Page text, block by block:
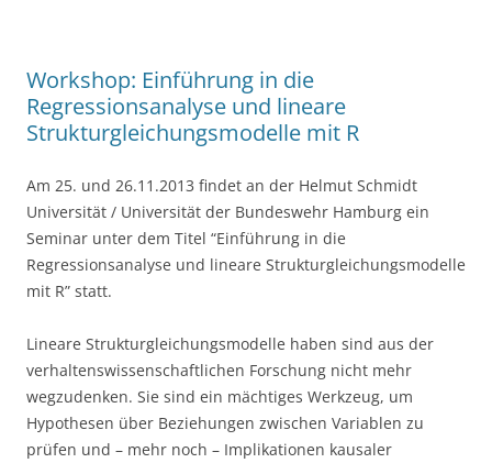
k
Workshop: Einführung in die
Regressionsanalyse und lineare
Strukturgleichungsmodelle mit R
Am 25. und 26.11.2013 findet an der Helmut Schmidt
Universität / Universität der Bundeswehr Hamburg ein
Seminar unter dem Titel “Einführung in die
Regressionsanalyse und lineare Strukturgleichungsmodelle
mit R” statt.
Lineare Strukturgleichungsmodelle haben sind aus der
verhaltenswissenschaftlichen Forschung nicht mehr
wegzudenken. Sie sind ein mächtiges Werkzeug, um
Hypothesen über Beziehungen zwischen Variablen zu
prüfen und – mehr noch – Implikationen kausaler